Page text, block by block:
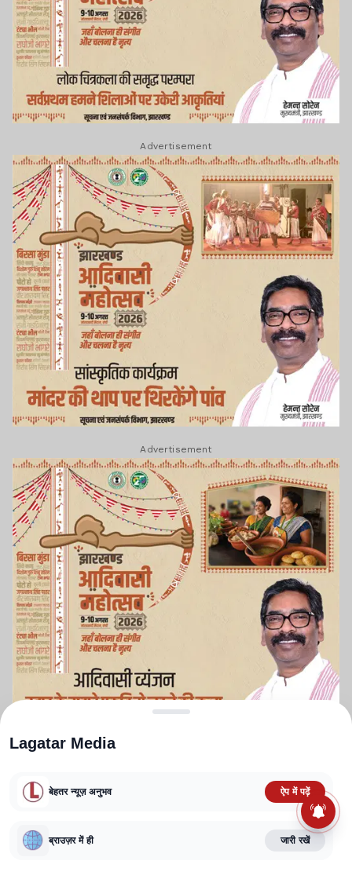
Advertisement
Advertisement
TERMS AND CONDITIONS
CORRECTIONS POLICY
FACT CHECKING POLICY
Lagatar Media
बेहतर न्यूज़ अनुभव ऐप में पढ़ें
ब्राउज़र में ही जारी रखें